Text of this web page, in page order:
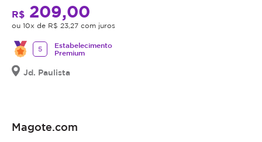
R$ 209,00
ou 10x de R$ 23,27 com juros
5
Estabelecimento
Premium
Jd. Paulista
Magote.com